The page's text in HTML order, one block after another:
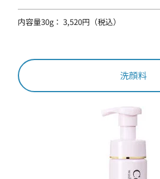
内容量30g： 3,520円（税込）
洗顔料